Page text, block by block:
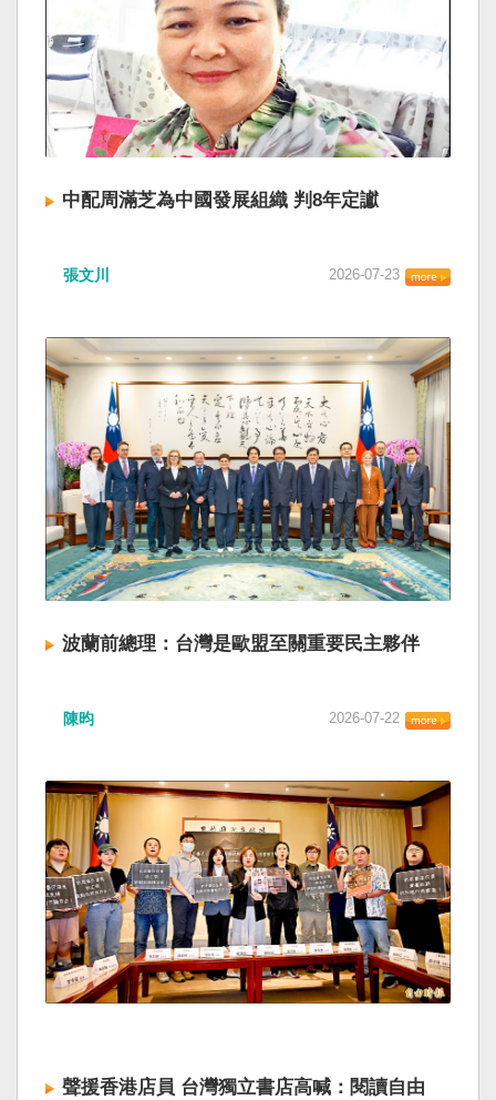
中配周滿芝為中國發展組織 判8年定讞
張文川 2026-07-23
波蘭前總理：台灣是歐盟至關重要民主夥伴
陳昀 2026-07-22
聲援香港店員 台灣獨立書店高喊：閱讀自由